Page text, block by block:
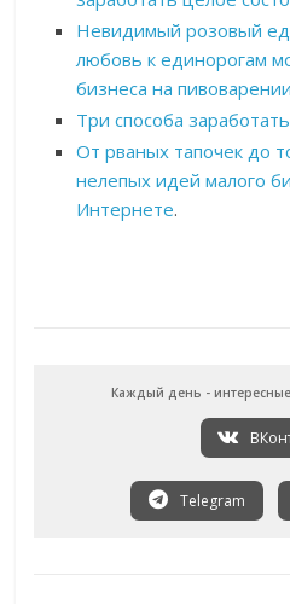
Невидимый розовый
любовь к единорогам
бизнеса на пивоварении
Три способа
От рваных тапочек до
нелепых идей малого
Интернете.
Каждый день - интересные
Telegram